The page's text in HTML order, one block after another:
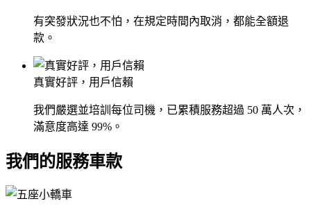
有突發狀況也不怕，在規定時間內取消，都能全額退
款。
真實好評，用戶信賴
我們嚴選並培訓每位司機，已累積服務超過 50 萬人次，
滿意度高達 99%。
我們的服務車款